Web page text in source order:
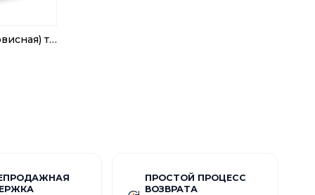
60x90 см Транспортная (сервисная) тележка
ПРОСТОЙ ПРОЦЕСС
ВОЗВРАТА